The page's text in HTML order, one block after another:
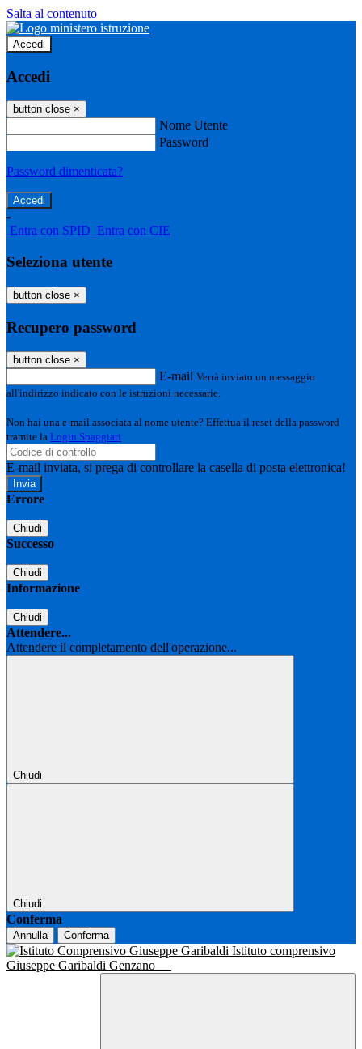
Salta al contenuto
Accedi
Accedi
button close ×
Nome Utente
Password
Password dimenticata?
-
Entra con SPID Entra con CIE
Seleziona utente
button close ×
Recupero password
button close ×
E-mail Verrà inviato un messaggio
all'indirizzo indicato con le istruzioni necessarie.
Non hai una e-mail associata al nome utente? Effettua il reset della password
tramite la Login Spaggiari
E-mail inviata, si prega di controllare la casella di posta elettronica!
Errore
Chiudi
Successo
Chiudi
Informazione
Chiudi
Attendere...
Attendere il completamento dell'operazione...
Chiudi
Chiudi
Conferma
Annulla Conferma
Istituto comprensivo
Giuseppe Garibaldi Genzano